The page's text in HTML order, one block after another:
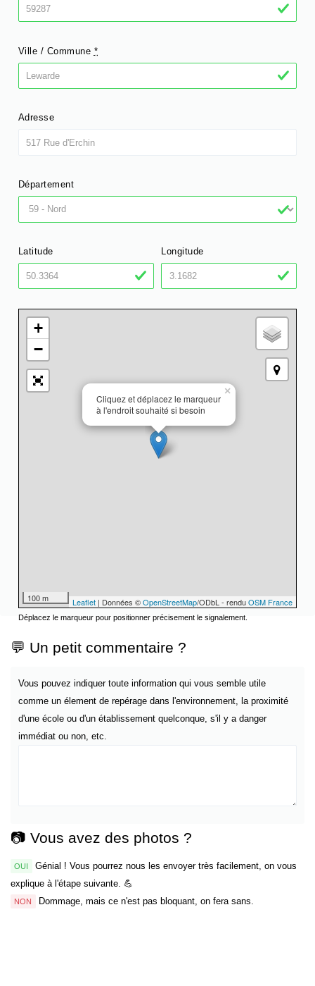
Ville / Commune *
Adresse
Département
Latitude Longitude
Cliquez et déplacez le marqueur
à l'endroit souhaité si besoin
×
+
−
100 m Leaflet | Données ©OpenStreetMap/ODbL - renduOSM France
Déplacez le marqueur pour positionner précisement le signalement.
💬 Un petit commentaire ?
Vous pouvez indiquer toute information qui vous semble utile
comme un élement de repérage dans l'environnement, la proximité
d'une école ou d'un établissement quelconque, s'il y a danger
immédiat ou non, etc.
📷 Vous avez des photos ?
OUI
Génial ! Vous pourrez nous les envoyer très facilement, on vous
explique à l'étape suivante. 💪
NON Dommage, mais ce n'est pas bloquant, on fera sans.